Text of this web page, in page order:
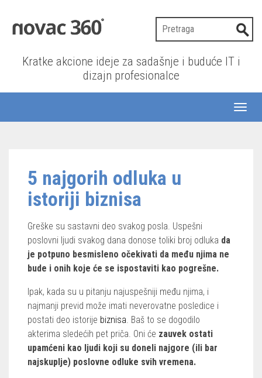
Kratke akcione ideje za sadašnje i buduće IT i
dizajn profesionalce
5 najgorih odluka u
istoriji biznisa
Greške su sastavni deo svakog posla. Uspešni
poslovni ljudi svakog dana donose toliki broj odluka da
je potpuno besmisleno očekivati da među njima ne
bude i onih koje će se ispostaviti kao pogrešne.
Ipak, kada su u pitanju najuspešniji među njima, i
najmanji previd može imati neverovatne posledice i
postati deo istorije biznisa . Baš to se dogodilo
akterima sledećih pet priča. Oni će zauvek ostati
upamćeni kao ljudi koji su doneli najgore (ili bar
najskuplje) poslovne odluke svih vremena.